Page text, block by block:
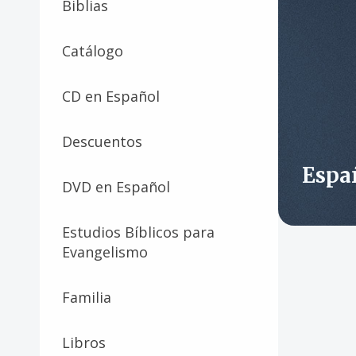
Biblias
Catálogo
CD en Español
Descuentos
DVD en Español
Estudios Bíblicos para
Evangelismo
Familia
Libros